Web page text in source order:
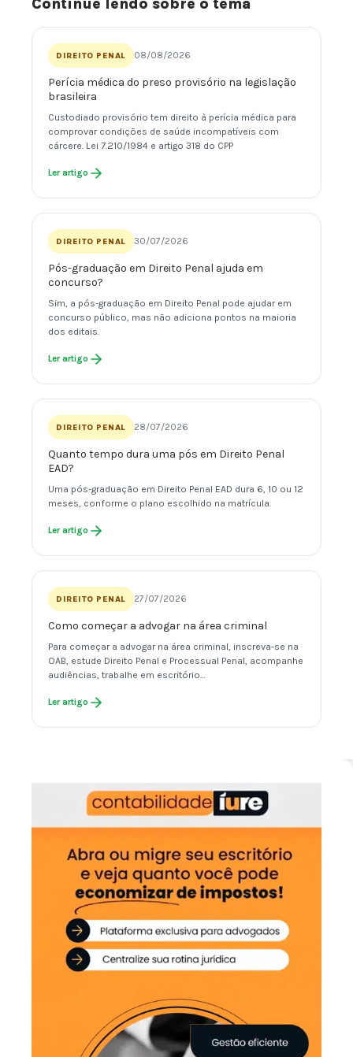
Continue lendo sobre o tema
DIREITO PENAL 08/08/2026
Perícia médica do preso provisório na legislação
brasileira
Custodiado provisório tem direito à perícia médica para
comprovar condições de saúde incompatíveis com
cárcere. Lei 7.210/1984 e artigo 318 do CPP
Ler artigo
DIREITO PENAL 30/07/2026
Pós-graduação em Direito Penal ajuda em
concurso?
Sim, a pós-graduação em Direito Penal pode ajudar em
concurso público, mas não adiciona pontos na maioria
dos editais.
Ler artigo
DIREITO PENAL 28/07/2026
Quanto tempo dura uma pós em Direito Penal
EAD?
Uma pós-graduação em Direito Penal EAD dura 6, 10 ou 12
meses, conforme o plano escolhido na matrícula.
Ler artigo
DIREITO PENAL 27/07/2026
Como começar a advogar na área criminal
Para começar a advogar na área criminal, inscreva-se na
OAB, estude Direito Penal e Processual Penal, acompanhe
audiências, trabalhe em escritório…
Ler artigo